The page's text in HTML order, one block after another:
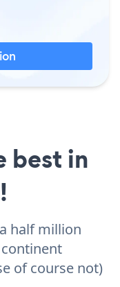
best in
half million
of course not)